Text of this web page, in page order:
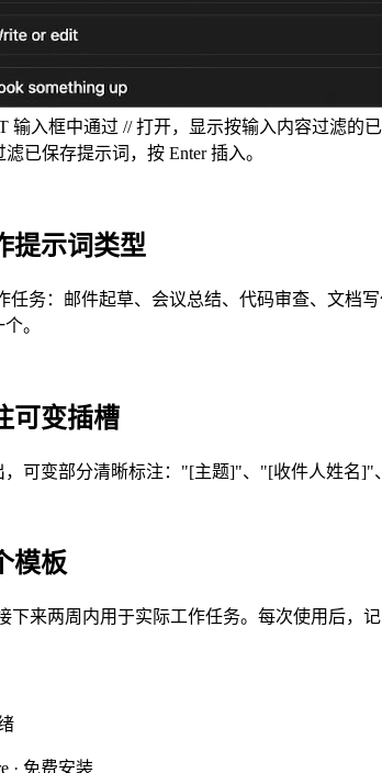
输入框中通过 // 打开，显示按输入内容过滤的
已保存提示词，按 Enter 插入。
提示词类型
任务：邮件起草、会议总结、代码审查、文
。
可变插槽
可变部分清晰标注："[主题]"、"[收件人姓名
模板
下来两周内用于实际工作任务。每次使用后
· 免费安装